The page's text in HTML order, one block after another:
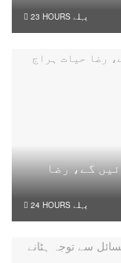
23 HOURS پہلے
گے، رضا
24 HOURS پہلے